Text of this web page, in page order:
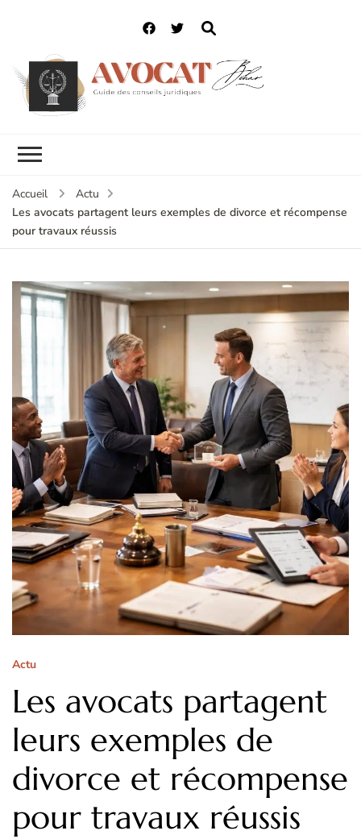
Accueil
Actu
Les avocats partagent leurs exemples de divorce et récompense
pour travaux réussis
Actu
Les avocats partagent
leurs exemples de
divorce et récompense
pour travaux réussis